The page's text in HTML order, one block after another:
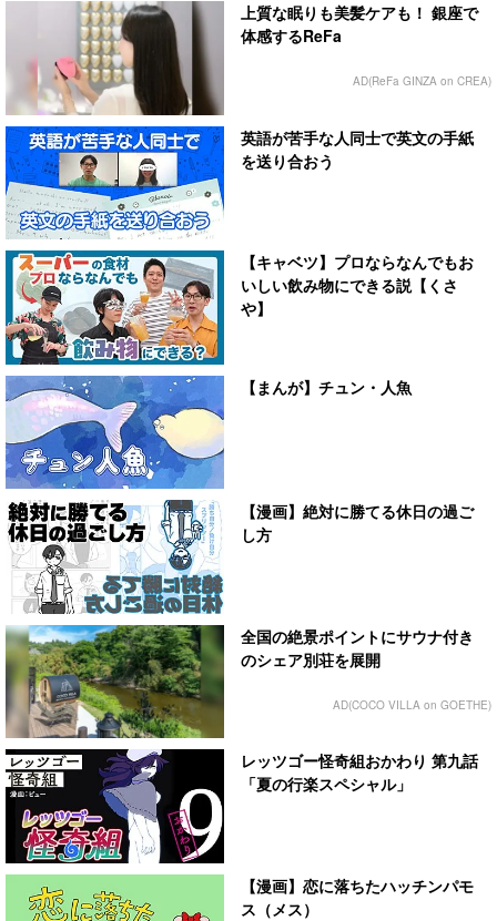
上質な眠りも美髪ケアも！ 銀座で
体感するReFa
AD(ReFa GINZA on CREA)
英語が苦手な人同士で英文の手紙
を送り合おう
【キャベツ】プロならなんでもお
いしい飲み物にできる説【くさ
や】
【まんが】チュン・人魚
【漫画】絶対に勝てる休日の過ご
し方
全国の絶景ポイントにサウナ付き
のシェア別荘を展開
AD(COCO VILLA on GOETHE)
レッツゴー怪奇組おかわり 第九話
「夏の行楽スペシャル」
【漫画】恋に落ちたハッチンパモ
ス（メス）